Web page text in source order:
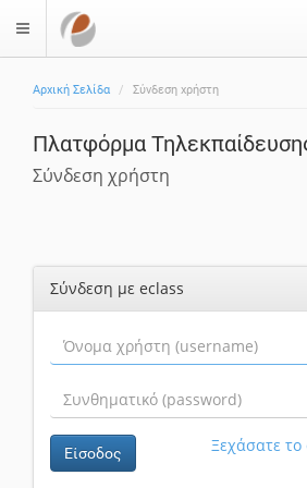
$langMenu
Αρχική Σελίδα Σύνδεση χρήστη
Πλατφόρμα
Σύνδεση χρήστη
Σύνδεση με eclass
Είσοδος Ξεχάσατε